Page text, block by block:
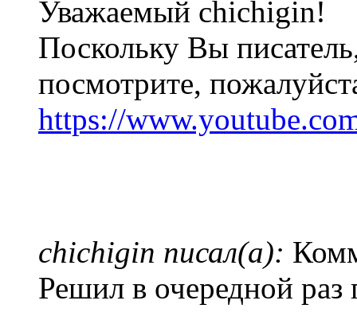
Уважаемый chichigin!
Поскольку Вы
посмотрите,
https://
chichigin писал(а):
Решил в очередной раз